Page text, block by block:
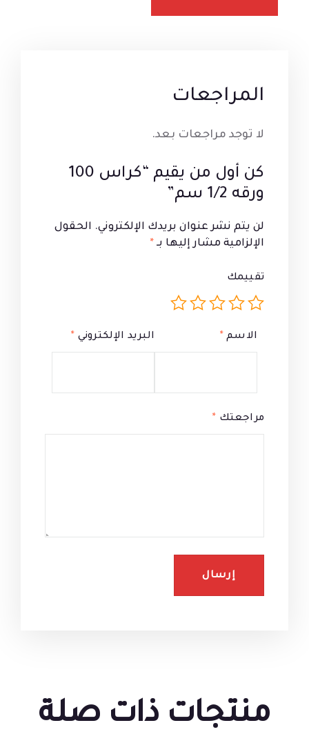
المراجعات
لا توجد مراجعات بعد.
كن أول من يقيم “كراس 100
ورقه 1/2 سم”
لن يتم نشر عنوان بريدك الإلكتروني. الحقول
الإلزامية مشار إليها بـ *
تقييمك
مراجعتك *
الاسم * البريد الإلكتروني *
منتجات ذات صلة